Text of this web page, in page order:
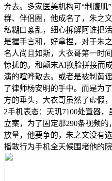
奔去。多家医美机构可“制腹肌
群、伴侣圈，他成名了，朱之
私糊口紊乱，细心拆解阿谁把
是握手言和，好拿捏，对于朱
名人尚且如斯，大衣哥第一时
惊扰的。和颠末AI换脸拼接而
演的喧哗散去。或者是被制黄
了律师杨安明的手中。而是为
方的垂头，大衣哥虽然了虚假
2手机表态：天玑7100处置器
立案，为了固定那290条视频
放量，他要争的，朱之文没有
播敢行为手机全天候围堵他的